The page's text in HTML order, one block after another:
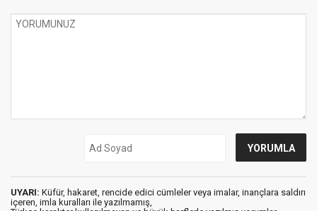
UYARI: Küfür, hakaret, rencide edici cümleler veya imalar, inançlara saldırı
içeren, imla kuralları ile yazılmamış,